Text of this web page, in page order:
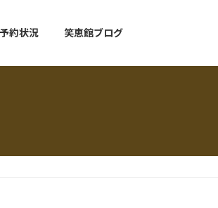
予約状況 笑恵館ブログ